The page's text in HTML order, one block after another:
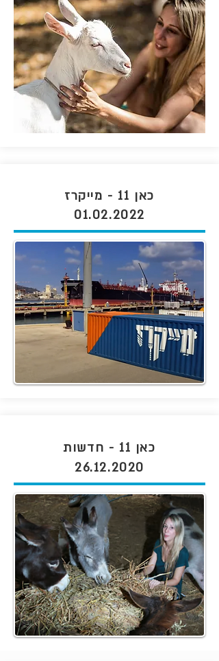
כאן 11 - מייקרז
01.02.2022
כאן 11 - חדשות
26.12.2020